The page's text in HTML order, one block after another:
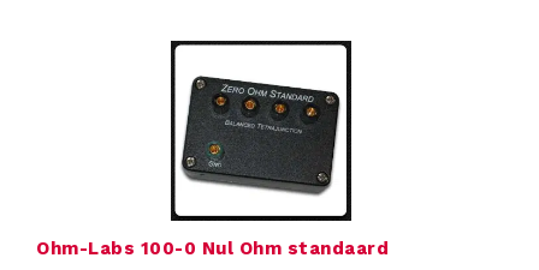
Ohm-Labs 100-0 Nul Ohm standaard